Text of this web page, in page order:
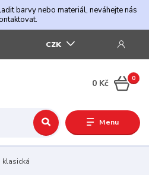
barvy nebo materiál, neváhejte nás
Menu
CZK
0
0 Kč
klasická